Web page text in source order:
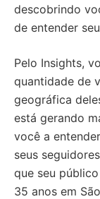
descobrindo
de entender
Pelo Insights,
quantidade de
geográfica
está gerando
você a
seus
que seu
35 anos em